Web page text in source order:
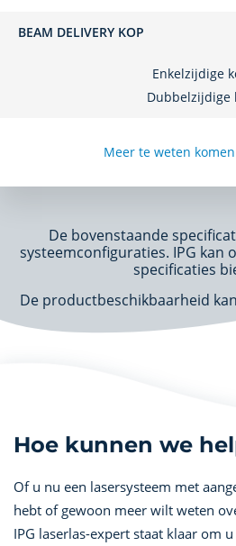
BEAM DELIVERY KOP
Enkelzijdige
Dubbelzijdige
Meer te weten komen
De bovenstaande
systeemconfiguraties. IPG kan
specificaties
De productbeschikbaarheid
Hoe kunnen we
Of u nu een lasersysteem met
hebt of gewoon meer wilt weten
IPG laserlas-expert staat klaar om